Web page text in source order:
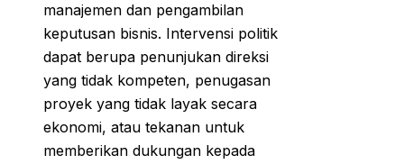
manajemen dan pengambilan
keputusan bisnis. Intervensi politik
dapat berupa penunjukan direksi
yang tidak kompeten, penugasan
proyek yang tidak layak secara
ekonomi, atau tekanan untuk
memberikan dukungan kepada